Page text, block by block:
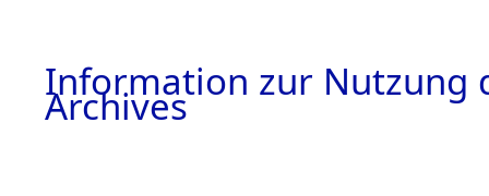
Information zur Nutzung
Archives